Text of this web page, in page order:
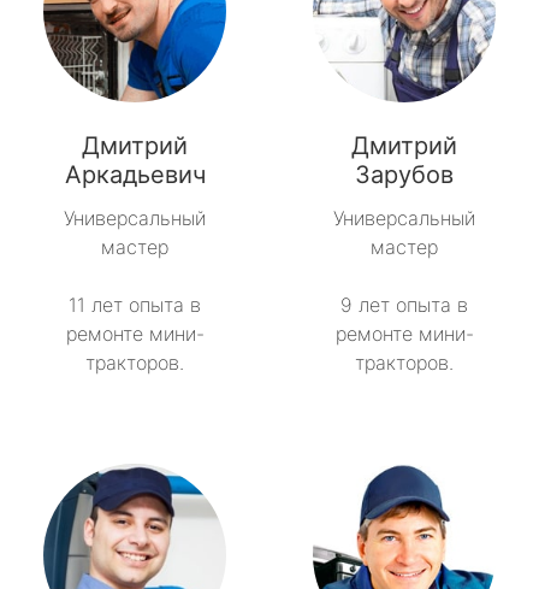
Дмитрий
Аркадьевич
Универсальный
мастер
11 лет опыта в
ремонте мини-
тракторов.
Дмитрий
Зарубов
Универсальный
мастер
9 лет опыта в
ремонте мини-
тракторов.